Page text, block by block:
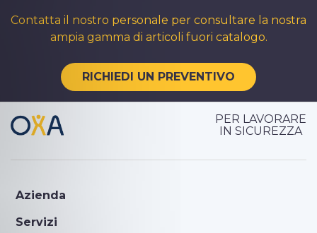
Contatta il nostro personale per consultare la nostra
ampia gamma di articoli fuori catalogo.
RICHIEDI UN PREVENTIVO
PER LAVORARE
IN SICUREZZA
Azienda
Servizi